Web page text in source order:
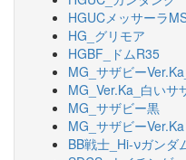
HGUCメッサーラ
HG_グリモア
HGBF_ドムR35
MG_サザビー
MG_Ver.Ka_白いサ
MG_サザビー黒
MG_サザビーVer.Ka
BB戦士_Hi-νガンダ